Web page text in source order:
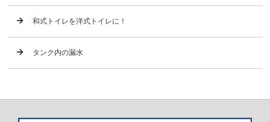
和式トイレを洋式トイレに！
タンク内の漏水